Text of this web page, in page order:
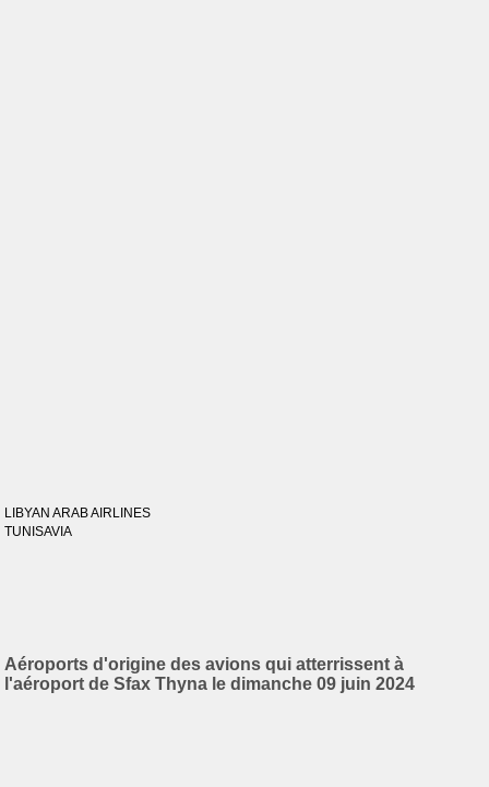
LIBYAN ARAB AIRLINES
TUNISAVIA
Aéroports d'origine des avions qui atterrissent à
l'aéroport de Sfax Thyna le dimanche 09 juin 2024